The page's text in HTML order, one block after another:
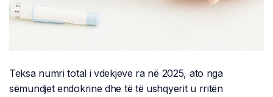
Teksa numri total i vdekjeve ra në 2025, ato nga
sëmundjet endokrine dhe të të ushqyerit u rritën